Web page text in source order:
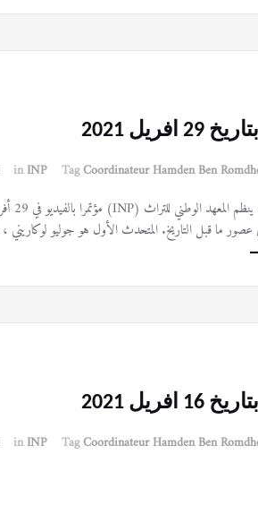
2021
inINP TagCoordinateur Hamden Ben
2021
inINP TagCoordinateur Hamden Ben